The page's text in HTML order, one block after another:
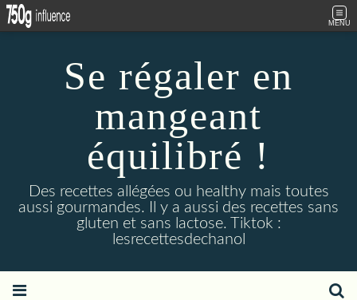
MENU
Se régaler en
mangeant
équilibré !
Des recettes allégées ou healthy mais toutes
aussi gourmandes. Il y a aussi des recettes sans
gluten et sans lactose. Tiktok :
lesrecettesdechanol